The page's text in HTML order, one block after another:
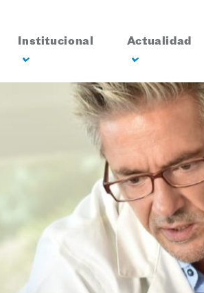
Institucional Actualidad